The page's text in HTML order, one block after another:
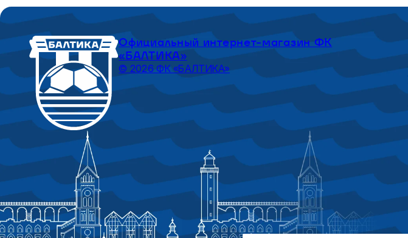
Официальный интернет-магазин ФК
«БАЛТИКА»
© 2026 ФК «БАЛТИКА»